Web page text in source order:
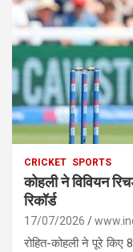
CRICKET SPORTS
कोहली ने विवियन
रिकॉर्ड
17/07/2026
रोहित-कोहली ने पूरे किए